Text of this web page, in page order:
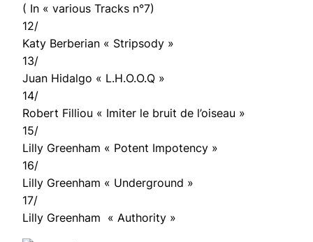
( In « various Tracks n°7)
12/
Katy Berberian « Stripsody »
13/
Juan Hidalgo « L.H.O.O.Q »
14/
Robert Filliou « Imiter le bruit de l’oiseau »
15/
Lilly Greenham « Potent Impotency »
16/
Lilly Greenham « Underground »
17/
Lilly Greenham « Authority »